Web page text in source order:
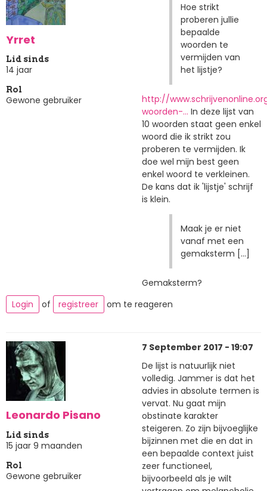
Yrret
Lid sinds
14 jaar
Rol
Gewone gebruiker
Hoe strikt
proberen jullie
bepaalde
woorden te
vermijden van
het lijstje?
http://
woorden-… In deze lijst van
10 woorden staat geen enkel
woord die ik strikt zou
proberen te vermijden. Ik
doe wel mijn best geen
enkel woord te verkleinen.
De kans dat ik 'lijstje' schrijf
is klein.
Maak je er niet
vanaf met een
gemaksterm [...]
Gemaksterm?
Login
of registreer om te reageren
Leonardo Pisano
Lid sinds
15 jaar 9 maanden
Rol
Gewone gebruiker
7 September 2017 - 19:07
De lijst is natuurlijk niet
volledig. Jammer is dat het
advies in absolute termen is
vervat. Nu gaat mijn
obstinate karakter
steigeren. Zo zijn bijvoeglijke
bijzinnen met die en dat in
een bepaalde context juist
zeer functioneel,
bijvoorbeeld als je wilt